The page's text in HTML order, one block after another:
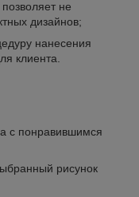
не
дизайнов;
нанесения
клиента.
с понравившимся
рисунок